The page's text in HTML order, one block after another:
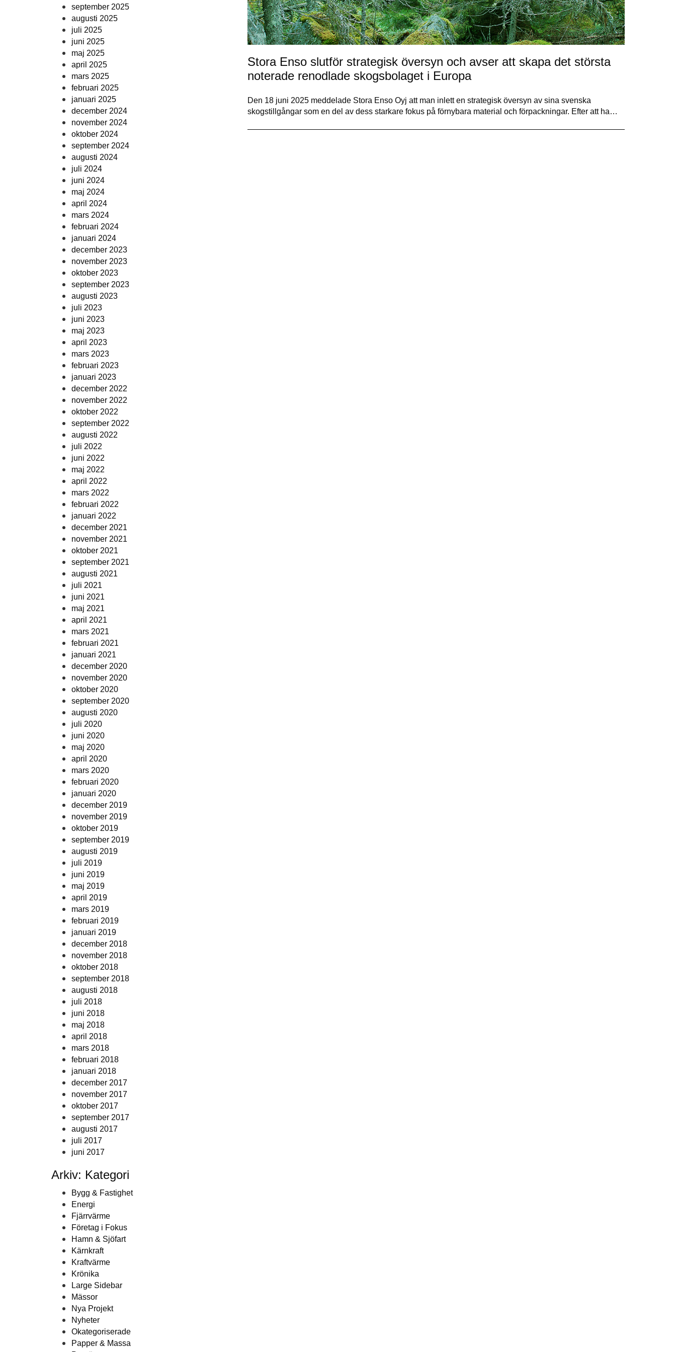
september 2025
augusti 2025
juli 2025
juni 2025
maj 2025
april 2025
mars 2025
februari 2025
januari 2025
december 2024
november 2024
oktober 2024
september 2024
augusti 2024
juli 2024
juni 2024
maj 2024
april 2024
mars 2024
februari 2024
januari 2024
december 2023
november 2023
oktober 2023
september 2023
augusti 2023
juli 2023
juni 2023
maj 2023
april 2023
mars 2023
februari 2023
januari 2023
december 2022
november 2022
oktober 2022
september 2022
augusti 2022
juli 2022
juni 2022
maj 2022
april 2022
mars 2022
februari 2022
januari 2022
december 2021
november 2021
oktober 2021
september 2021
augusti 2021
juli 2021
juni 2021
maj 2021
april 2021
mars 2021
februari 2021
januari 2021
december 2020
november 2020
oktober 2020
september 2020
augusti 2020
juli 2020
juni 2020
maj 2020
april 2020
mars 2020
februari 2020
januari 2020
december 2019
november 2019
oktober 2019
september 2019
augusti 2019
juli 2019
juni 2019
maj 2019
april 2019
mars 2019
februari 2019
januari 2019
december 2018
november 2018
oktober 2018
september 2018
augusti 2018
juli 2018
juni 2018
maj 2018
april 2018
mars 2018
februari 2018
januari 2018
december 2017
november 2017
oktober 2017
september 2017
augusti 2017
juli 2017
juni 2017
Arkiv: Kategori
Bygg & Fastighet
Energi
Fjärrvärme
Företag i Fokus
Hamn & Sjöfart
Kärnkraft
Kraftvärme
Krönika
Large Sidebar
Mässor
Nya Projekt
Nyheter
Okategoriserade
Papper & Massa
Stora Enso slutför strategisk översyn och avser att skapa det största
noterade renodlade skogsbolaget i Europa
Den 18 juni 2025 meddelade Stora Enso Oyj att man inlett en strategisk översyn av sina svenska
skogstillgångar som en del av dess starkare fokus på förnybara material och förpackningar. Efter att ha…